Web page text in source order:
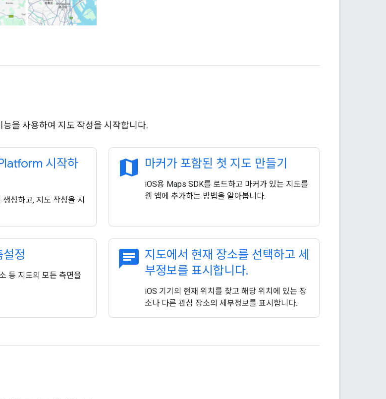
능을 사용하여 지도 작성을 시작합니다.
시작하
성하고, 지도 작성을 시
map 마커가 포함된 첫 지도 만들기
iOS용 Maps SDK를 로드하고 마커가 있는 지도를
웹 앱에 추가하는 방법을 알아봅니다.
정
등 지도의 모든 측면을
chat 지도에서 현재 장소를 선택하고 세
부정보를 표시합니다.
iOS 기기의 현재 위치를 찾고 해당 위치에 있는 장
소나 다른 관심 장소의 세부정보를 표시합니다.